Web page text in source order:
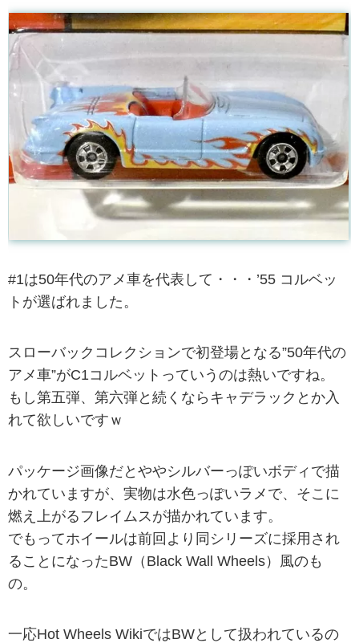
#1は50年代のアメ車を代表して・・・’55 コルベッ
トが選ばれました。
スローバックコレクションで初登場となる”50年代の
アメ車”がC1コルベットっていうのは熱いですね。
もし第五弾、第六弾と続くならキャデラックとか入
れて欲しいですｗ
パッケージ画像だとややシルバーっぽいボディで描
かれていますが、実物は水色っぽいラメで、そこに
燃え上がるフレイムスが描かれています。
でもってホイールは前回より同シリーズに採用され
ることになったBW（Black Wall Wheels）風のも
の。
一応Hot Wheels WikiではBWとして扱われているの